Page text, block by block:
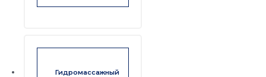
Гидромассажный